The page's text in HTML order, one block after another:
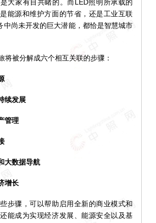
大家有目共睹的。而LED照明所承载的
能源和维护方面的节省，还是工业互联
中尚未开发的巨大潜能，都恰是智慧城市
被分解成六个相互关联的步骤：
发展
管理
数据导航
增长
骤，可以帮助启用全新的商业模式和
能成为实现经济发展、能源安全以及基